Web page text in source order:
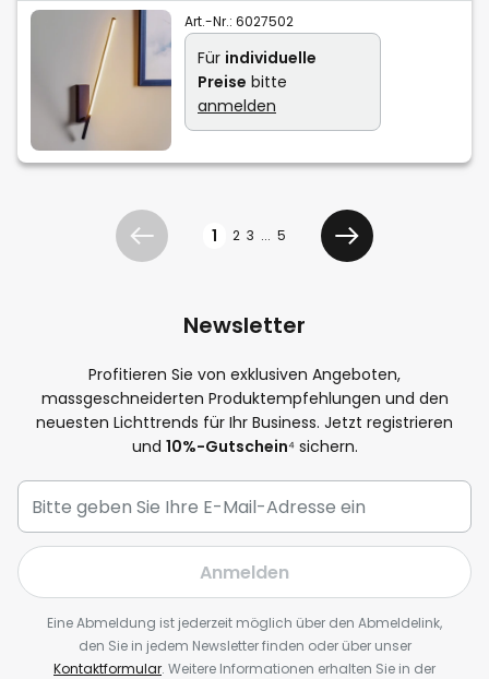
Art.-Nr.: 6027502
Für individuelle
Preise bitte
anmelden
Zurück 1 2 3 ... 5
Weiter
Newsletter
Profitieren Sie von exklusiven Angeboten,
massgeschneiderten Produktempfehlungen und den
neuesten Lichttrends für Ihr Business. Jetzt registrieren
und 10%-Gutschein⁴ sichern.
Anmelden
Eine Abmeldung ist jederzeit möglich über den Abmeldelink,
den Sie in jedem Newsletter finden oder über unser
Kontaktformular. Weitere Informationen erhalten Sie in der